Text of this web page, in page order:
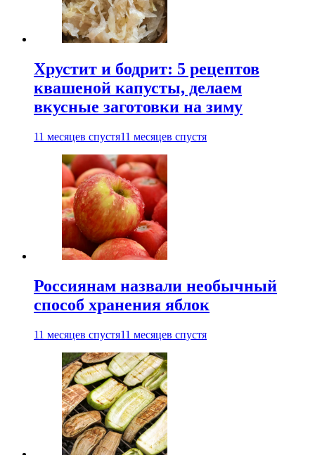
Хрустит и бодрит: 5 рецептов
квашеной капусты, делаем
вкусные заготовки на зиму
11 месяцев спустя11 месяцев спустя
Россиянам назвали необычный
способ хранения яблок
11 месяцев спустя11 месяцев спустя